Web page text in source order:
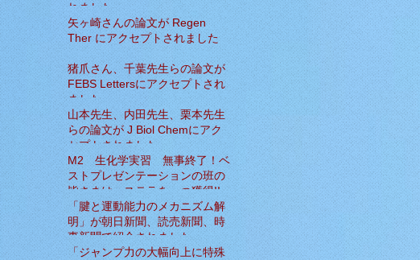
れました
矢ヶ崎さんの論文が Regen
Ther にアクセプトされました
猪爪さん、千葉先生らの論文が
FEBS Lettersにアクセプトされ
ました
山本先生、内田先生、栗本先生
らの論文が J Biol Chemにアク
セプトされました
M2 生化学実習 無事終了！ベ
ストプレゼンテーションの班の
皆さまは、ステラを一つ獲得!!
「腱と運動能力のメカニズム解
明」が朝日新聞、読売新聞、時
事新聞で紹介されました
「ジャンプ力の大幅向上に特殊